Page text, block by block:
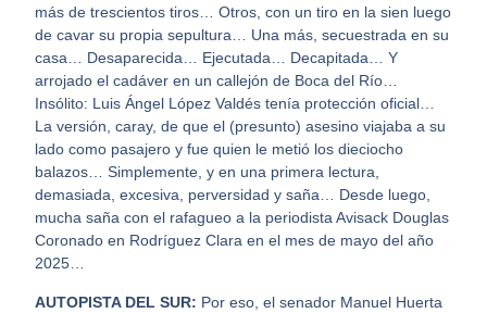
más de trescientos tiros… Otros, con un tiro en la sien luego
de cavar su propia sepultura… Una más, secuestrada en su
casa… Desaparecida… Ejecutada… Decapitada… Y
arrojado el cadáver en un callejón de Boca del Río…
Insólito: Luis Ángel López Valdés tenía protección oficial…
La versión, caray, de que el (presunto) asesino viajaba a su
lado como pasajero y fue quien le metió los dieciocho
balazos… Simplemente, y en una primera lectura,
demasiada, excesiva, perversidad y saña… Desde luego,
mucha saña con el rafagueo a la periodista Avisack Douglas
Coronado en Rodríguez Clara en el mes de mayo del año
2025…
AUTOPISTA DEL SUR: Por eso, el senador Manuel Huerta